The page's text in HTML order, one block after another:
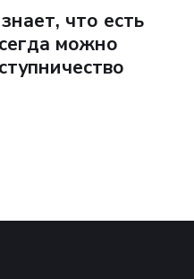
что есть
можно